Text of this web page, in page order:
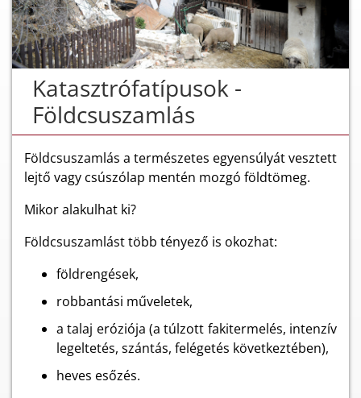
Katasztrófatípusok -
Földcsuszamlás
Földcsuszamlás a természetes egyensúlyát vesztett
lejtő vagy csúszólap mentén mozgó földtömeg.
Mikor alakulhat ki?
Földcsuszamlást több tényező is okozhat:
földrengések,
robbantási műveletek,
a talaj eróziója (a túlzott fakitermelés, intenzív
legeltetés, szántás, felégetés következtében),
heves esőzés.